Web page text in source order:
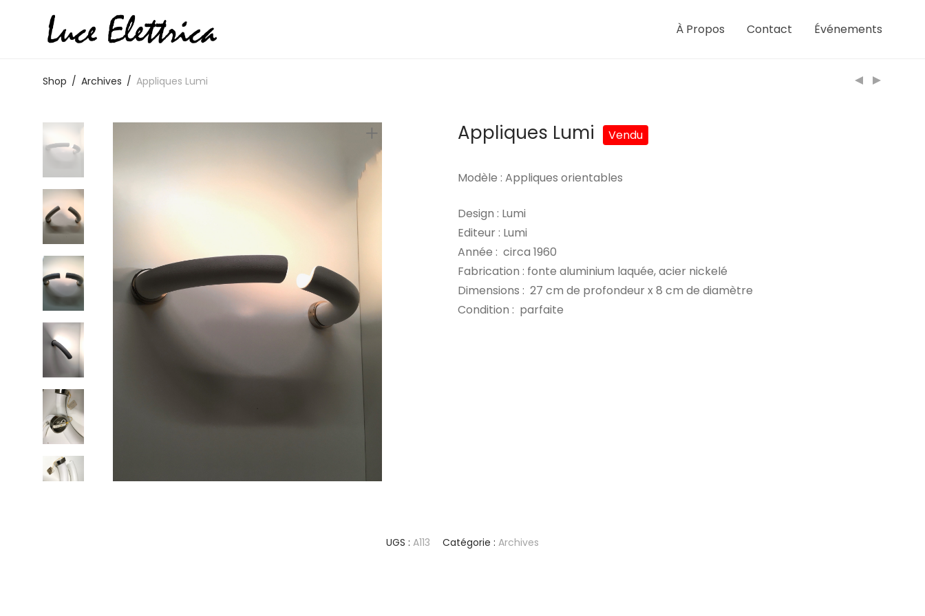
À Propos Contact Événements
Shop / Archives / Appliques Lumi
Appliques Lumi
Modèle : Appliques orientables
Design : Lumi
Editeur : Lumi
Année : circa 1960
Fabrication : fonte aluminium laquée, acier nickelé
Dimensions : 27 cm de profondeur x 8 cm de diamètre
Condition : parfaite
UGS : A113 Catégorie : Archives